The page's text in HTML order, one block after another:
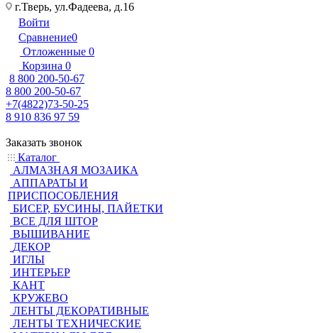
г.Тверь, ул.Фадеева, д.16
Войти
Сравнение0
Отложенные 0
Корзина 0
8 800 200-50-67
8 800 200-50-67
+7(4822)73-50-25
8 910 836 97 59
Заказать звонок
Каталог
АЛМАЗНАЯ МОЗАИКА
АППАРАТЫ И
ПРИСПОСОБЛЕНИЯ
БИСЕР, БУСИНЫ, ПАЙЕТКИ
ВСЕ ДЛЯ ШТОР
ВЫШИВАНИЕ
ДЕКОР
ИГЛЫ
ИНТЕРЬЕР
КАНТ
КРУЖЕВО
ЛЕНТЫ ДЕКОРАТИВНЫЕ
ЛЕНТЫ ТЕХНИЧЕСКИЕ